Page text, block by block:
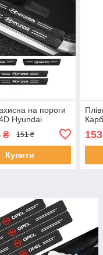
на пороги
Hyundai
₴ 151 ₴
Купити